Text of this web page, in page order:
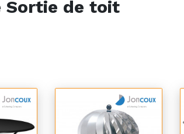
Sortie de toit